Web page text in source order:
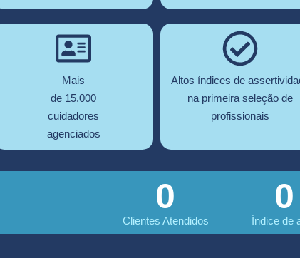
Mais
de 15.000
cuidadores
agenciados
Altos índices de
na primeira seleção de
profissionais
0
Clientes Atendidos
0
Índice de